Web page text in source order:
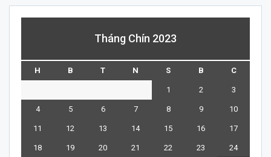
Tháng Chín 2023
H B T N S B C
1 2 3
4 5 6 7 8 9 10
11 12 13 14 15 16 17
18 19 20 21 22 23 24